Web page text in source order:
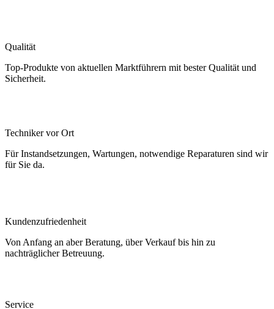
Qualität
Top-Produkte von aktuellen Marktführern mit bester Qualität und
Sicherheit.
Techniker vor Ort
Für Instandsetzungen, Wartungen, notwendige Reparaturen sind wir
für Sie da.
Kundenzufriedenheit
Von Anfang an aber Beratung, über Verkauf bis hin zu
nachträglicher Betreuung.
Service